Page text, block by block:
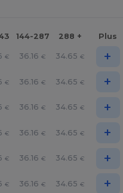
144-287 288 + Plus
€ 36.16 € 34.65 € +
€ 36.16 € 34.65 € +
€ 36.16 € 34.65 € +
€ 36.16 € 34.65 € +
€ 36.16 € 34.65 € +
€ 36.16 € 34.65 € +